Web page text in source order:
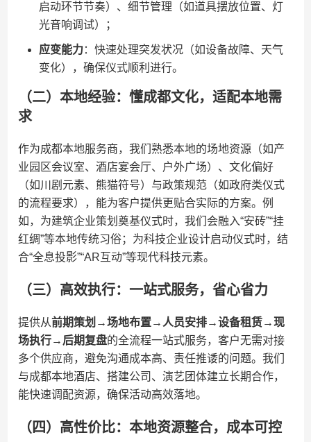
启动环节节奏）、细节管理（如道具摆放位置、灯
光音响调试）；
​应变能力​​：快速处理突发状况（如设备故障、天气
变化），确保仪式顺利进行。
（二）本地经验：懂成都文化，适配本地需
求
作为成都本地服务商，我们熟悉本地的场地资源（如产
业园区会议室、酒店宴会厅、户外广场）、文化偏好
（如川剧元素、熊猫符号）与政策规范（如政府类仪式
的流程要求），能为客户提供更贴合实际的方案。例
如，为建筑企业策划奠基仪式时，我们会融入“安砖”“挂
红绸”等本地传统习俗；为科技企业设计启动仪式时，结
合“全息投影”“AR互动”等现代科技元素。
（三）高效执行：一站式服务，省心省力
提供从​​前期策划→场地布置→人员安排→设备租赁→现
场执行→后期复盘​​的全流程一站式服务，客户无需对接
多个供应商，避免沟通成本高、责任推诿的问题。我们
与成都本地酒店、搭建公司、演艺团体建立长期合作，
能快速调配资源，确保活动高效落地。
（四）高性价比：本地资源整合，成本可控